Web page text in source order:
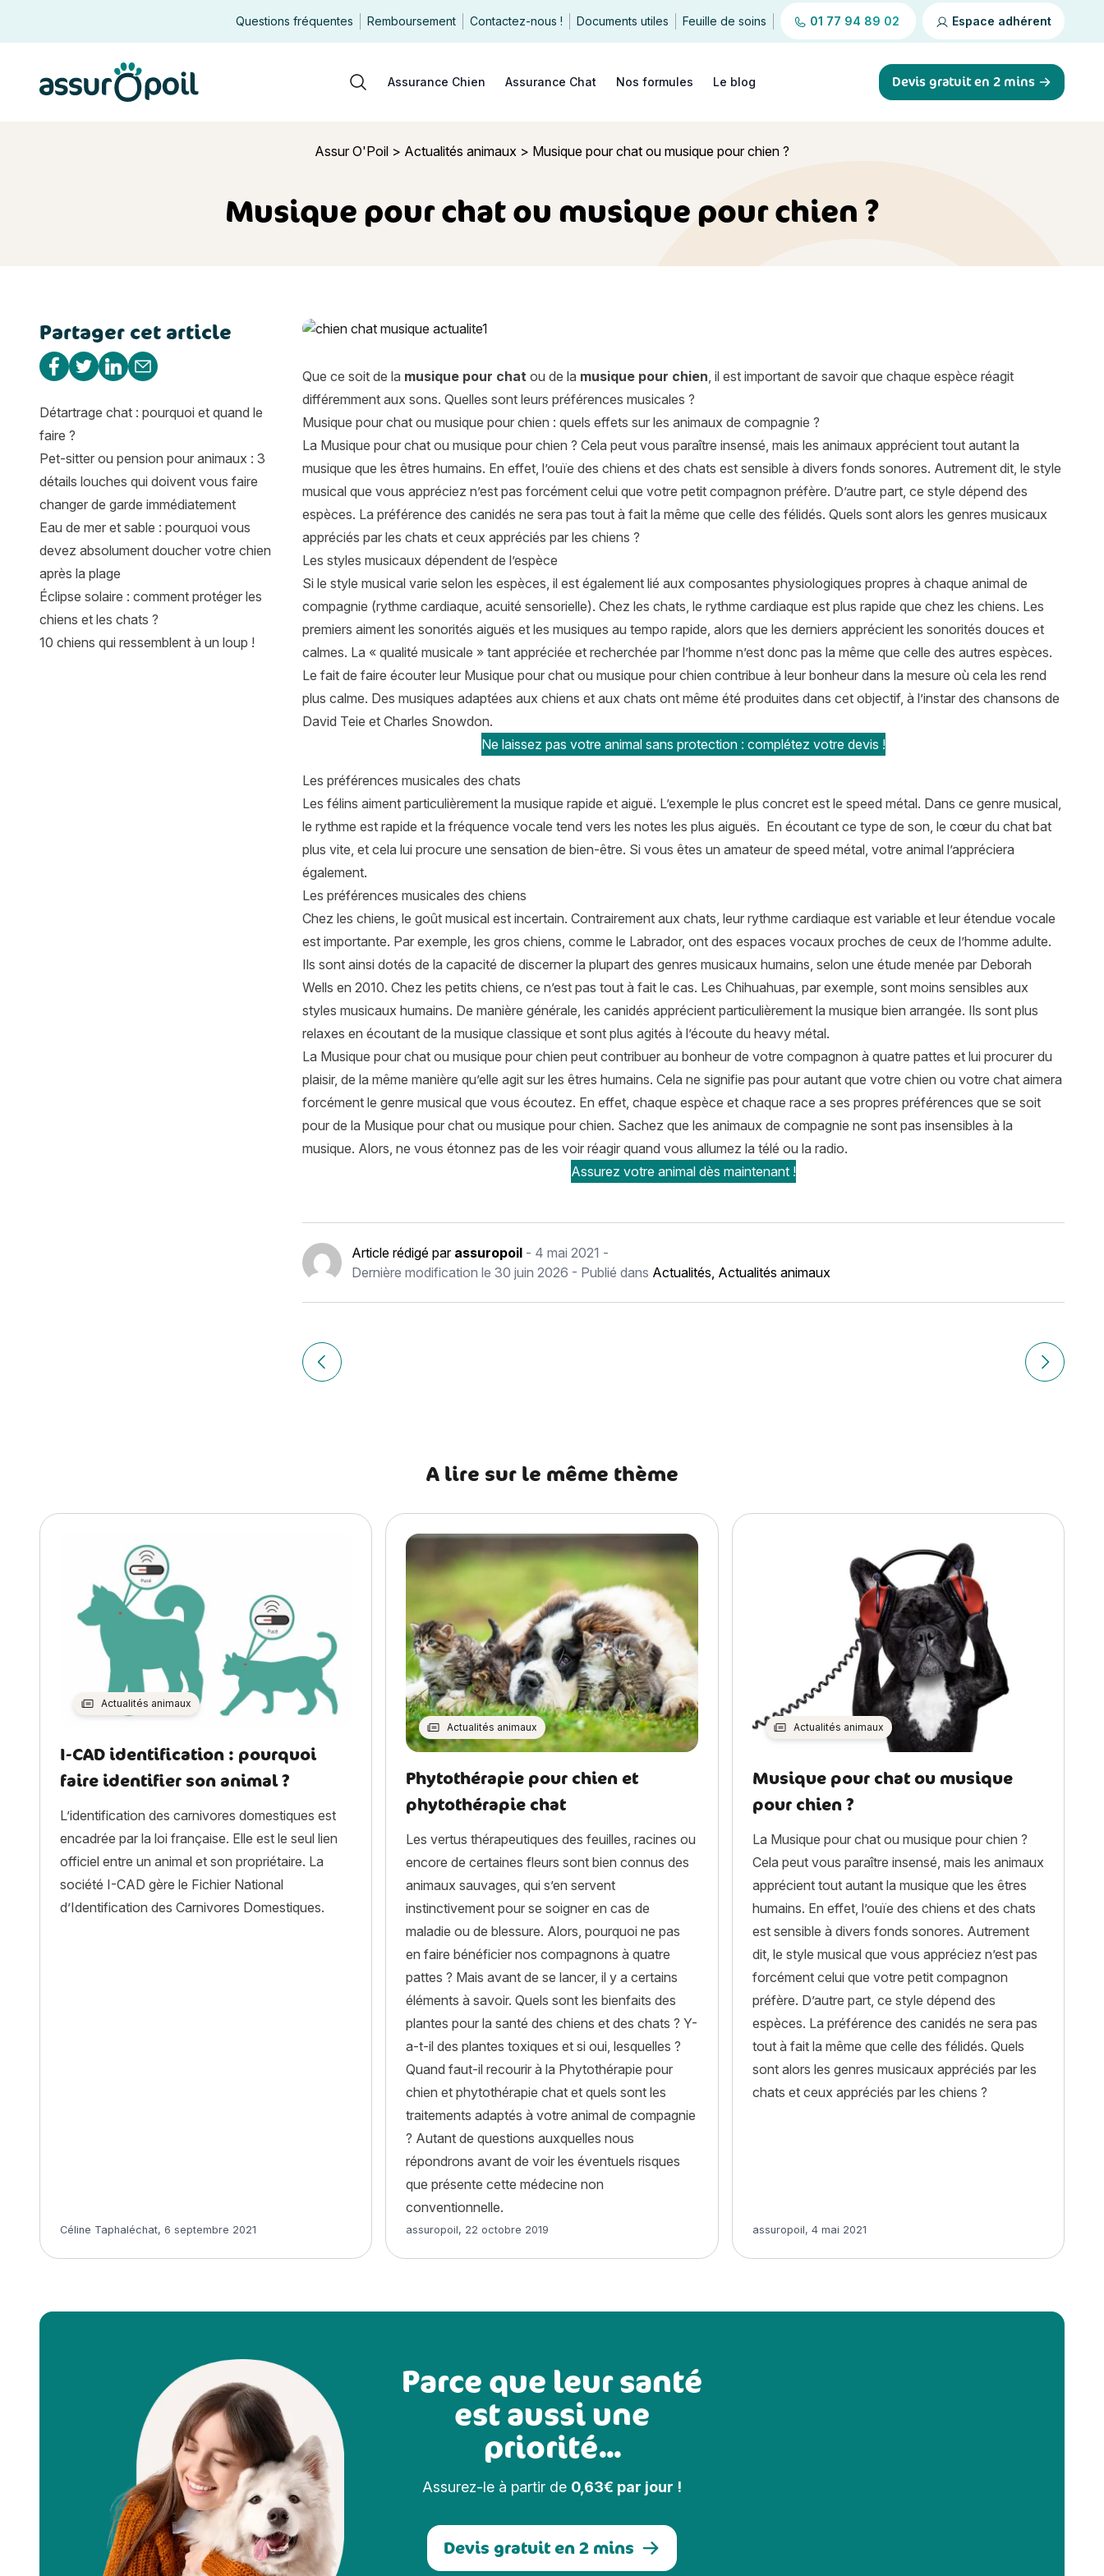
Questions fréquentes Remboursement Contactez-nous ! Documents utiles Feuille de soins 01 77 94 89 02 Espace adhérent
Rechercher
Assurance Chien Assurance Chat Nos formules Le blog Devis gratuit en 2 mins
Assur O'Poil > Actualités animaux > Musique pour chat ou musique pour chien ?
Musique pour chat ou musique pour chien ?
Musique pour chat ou musique pour chien ?
Que ce soit de la musique pour chat ou de la musique pour chien, il est important de savoir que chaque espèce réagit
différemment aux sons. Quelles sont leurs préférences musicales ?
Musique pour chat ou musique pour chien : quels effets sur les animaux de compagnie ?
La Musique pour chat ou musique pour chien ? Cela peut vous paraître insensé, mais les animaux apprécient tout autant la
musique que les êtres humains. En effet, l’ouïe des chiens et des chats est sensible à divers fonds sonores. Autrement dit, le style
musical que vous appréciez n’est pas forcément celui que votre petit compagnon préfère. D’autre part, ce style dépend des
espèces. La préférence des canidés ne sera pas tout à fait la même que celle des félidés. Quels sont alors les genres musicaux
appréciés par les chats et ceux appréciés par les chiens ?
Les styles musicaux dépendent de l’espèce
Si le style musical varie selon les espèces, il est également lié aux composantes physiologiques propres à chaque animal de
compagnie (rythme cardiaque, acuité sensorielle). Chez les chats, le rythme cardiaque est plus rapide que chez les chiens. Les
premiers aiment les sonorités aiguës et les musiques au tempo rapide, alors que les derniers apprécient les sonorités douces et
calmes. La « qualité musicale » tant appréciée et recherchée par l’homme n’est donc pas la même que celle des autres espèces.
Le fait de faire écouter leur Musique pour chat ou musique pour chien contribue à leur bonheur dans la mesure où cela les rend
plus calme. Des musiques adaptées aux chiens et aux chats ont même été produites dans cet objectif, à l’instar des chansons de
David Teie et Charles Snowdon.
Ne laissez pas votre animal sans protection : complétez votre devis !
Les préférences musicales des chats
Les félins aiment particulièrement la musique rapide et aiguë. L’exemple le plus concret est le speed métal. Dans ce genre musical,
le rythme est rapide et la fréquence vocale tend vers les notes les plus aiguës. En écoutant ce type de son, le cœur du chat bat
plus vite, et cela lui procure une sensation de bien-être. Si vous êtes un amateur de speed métal, votre animal l’appréciera
également.
Les préférences musicales des chiens
Chez les chiens, le goût musical est incertain. Contrairement aux chats, leur rythme cardiaque est variable et leur étendue vocale
est importante. Par exemple, les gros chiens, comme le Labrador, ont des espaces vocaux proches de ceux de l’homme adulte.
Ils sont ainsi dotés de la capacité de discerner la plupart des genres musicaux humains, selon une étude menée par Deborah
Wells en 2010. Chez les petits chiens, ce n’est pas tout à fait le cas. Les Chihuahuas, par exemple, sont moins sensibles aux
styles musicaux humains. De manière générale, les canidés apprécient particulièrement la musique bien arrangée. Ils sont plus
relaxes en écoutant de la musique classique et sont plus agités à l’écoute du heavy métal.
La Musique pour chat ou musique pour chien peut contribuer au bonheur de votre compagnon à quatre pattes et lui procurer du
plaisir, de la même manière qu’elle agit sur les êtres humains. Cela ne signifie pas pour autant que votre chien ou votre chat aimera
forcément le genre musical que vous écoutez. En effet, chaque espèce et chaque race a ses propres préférences que se soit
pour de la Musique pour chat ou musique pour chien. Sachez que les animaux de compagnie ne sont pas insensibles à la
musique. Alors, ne vous étonnez pas de les voir réagir quand vous allumez la télé ou la radio.
Assurez votre animal dès maintenant !
Article rédigé par assuropoil - 4 mai 2021 -
Dernière modification le 30 juin 2026 - Publié dans Actualités, Actualités animaux
Navigation
de
Article précédent Comment bien voyager avec son chat ? Article
Partager cet article
Partager sur Facebook
Partager sur Twitter
Partager sur Linkedin
Partager par e-mail
Détartrage chat : pourquoi et quand le
faire ?
Pet-sitter ou pension pour animaux : 3
détails louches qui doivent vous faire
changer de garde immédiatement
Eau de mer et sable : pourquoi vous
devez absolument doucher votre chien
après la plage
Éclipse solaire : comment protéger les
chiens et les chats ?
10 chiens qui ressemblent à un loup !
A lire sur le même thème
Actualités animaux
I-CAD identification : pourquoi
faire identifier son animal ?
L’identification des carnivores domestiques est
encadrée par la loi française. Elle est le seul lien
officiel entre un animal et son propriétaire. La
société I-CAD gère le Fichier National
d’Identification des Carnivores Domestiques.
Article rédigé par
Céline Taphaléchat, 6 septembre 2021
Actualités animaux
Phytothérapie pour chien et
phytothérapie chat
Les vertus thérapeutiques des feuilles, racines ou
encore de certaines fleurs sont bien connus des
animaux sauvages, qui s’en servent
instinctivement pour se soigner en cas de
maladie ou de blessure. Alors, pourquoi ne pas
en faire bénéficier nos compagnons à quatre
pattes ? Mais avant de se lancer, il y a certains
éléments à savoir. Quels sont les bienfaits des
plantes pour la santé des chiens et des chats ? Y-
a-t-il des plantes toxiques et si oui, lesquelles ?
Quand faut-il recourir à la Phytothérapie pour
chien et phytothérapie chat et quels sont les
traitements adaptés à votre animal de compagnie
? Autant de questions auxquelles nous
répondrons avant de voir les éventuels risques
que présente cette médecine non
conventionnelle.
Article rédigé par
assuropoil, 22 octobre 2019
Actualités animaux
Musique pour chat ou musique
pour chien ?
La Musique pour chat ou musique pour chien ?
Cela peut vous paraître insensé, mais les animaux
apprécient tout autant la musique que les êtres
humains. En effet, l’ouïe des chiens et des chats
est sensible à divers fonds sonores. Autrement
dit, le style musical que vous appréciez n’est pas
forcément celui que votre petit compagnon
préfère. D’autre part, ce style dépend des
espèces. La préférence des canidés ne sera pas
tout à fait la même que celle des félidés. Quels
sont alors les genres musicaux appréciés par les
chats et ceux appréciés par les chiens ?
Article rédigé par
assuropoil, 4 mai 2021
Parce que leur santé
est aussi une
priorité...
Assurez-le à partir de 0,63€ par jour !
Devis gratuit en 2 mins